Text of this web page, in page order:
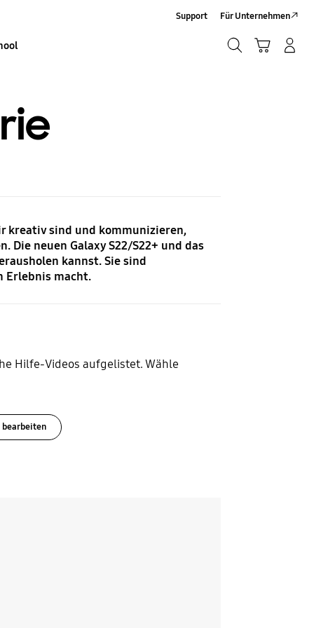
Support Für Unternehmen
kreativ sind und kommunizieren,
Die neuen Galaxy S22/S22+ und das
kannst. Sie sind
Erlebnis macht.
Hilfe-Videos aufgelistet. Wähle
bearbeiten